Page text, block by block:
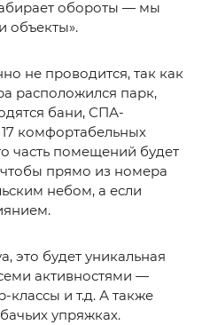
обороты — мы
объекты».
не проводится, так как
расположился парк,
бани, СПА-
комфортабельных
часть помещений будет
прямо из номера
небом, а если
это будет уникальная
активностями —
классы и т.д. А также
упряжках.